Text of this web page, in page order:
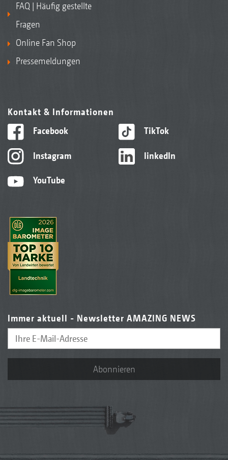
FAQ | Häufig gestellte
Fragen
Online Fan Shop
Pressemeldungen
Kontakt & Informationen
Facebook
Instagram
YouTube
TikTok
linkedIn
Immer aktuell - Newsletter AMAZING NEWS
Abonnieren